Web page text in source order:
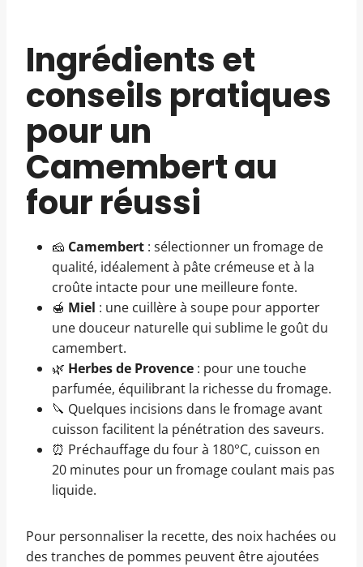
Ingrédients et
conseils pratiques
pour un
Camembert au
four réussi
🧀 Camembert : sélectionner un fromage de
qualité, idéalement à pâte crémeuse et à la
croûte intacte pour une meilleure fonte.
🍯 Miel : une cuillère à soupe pour apporter
une douceur naturelle qui sublime le goût du
camembert.
🌿 Herbes de Provence : pour une touche
parfumée, équilibrant la richesse du fromage.
🔪 Quelques incisions dans le fromage avant
cuisson facilitent la pénétration des saveurs.
⏰ Préchauffage du four à 180°C, cuisson en
20 minutes pour un fromage coulant mais pas
liquide.
Pour personnaliser la recette, des noix hachées ou
des tranches de pommes peuvent être ajoutées